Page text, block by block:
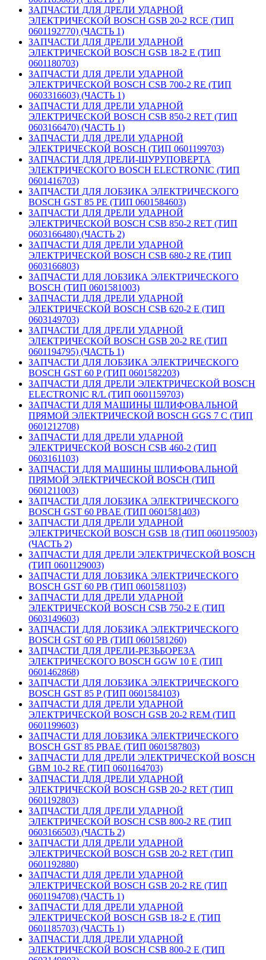
ЗАПЧАСТИ ДЛЯ ДРЕЛИ УДАРНОЙ
ЭЛЕКТРИЧЕСКОЙ BOSCH GSB 20-2 RCE (ТИП
0601192770) (ЧАСТЬ 1)
ЗАПЧАСТИ ДЛЯ ДРЕЛИ УДАРНОЙ
ЭЛЕКТРИЧЕСКОЙ BOSCH GSB 18-2 E (ТИП
0601180703)
ЗАПЧАСТИ ДЛЯ ДРЕЛИ УДАРНОЙ
ЭЛЕКТРИЧЕСКОЙ BOSCH CSB 700-2 RE (ТИП
0603316603) (ЧАСТЬ 1)
ЗАПЧАСТИ ДЛЯ ДРЕЛИ УДАРНОЙ
ЭЛЕКТРИЧЕСКОЙ BOSCH CSB 850-2 RET (ТИП
0603166470) (ЧАСТЬ 1)
ЗАПЧАСТИ ДЛЯ ДРЕЛИ УДАРНОЙ
ЭЛЕКТРИЧЕСКОЙ BOSCH (ТИП 0601199703)
ЗАПЧАСТИ ДЛЯ ДРЕЛИ-ШУРУПОВЕРТА
ЭЛЕКТРИЧЕСКОГО BOSCH ELECTRONIC (ТИП
0601416703)
ЗАПЧАСТИ ДЛЯ ЛОБЗИКА ЭЛЕКТРИЧЕСКОГО
BOSCH GST 85 PE (ТИП 0601584603)
ЗАПЧАСТИ ДЛЯ ДРЕЛИ УДАРНОЙ
ЭЛЕКТРИЧЕСКОЙ BOSCH CSB 850-2 RET (ТИП
0603166480) (ЧАСТЬ 2)
ЗАПЧАСТИ ДЛЯ ДРЕЛИ УДАРНОЙ
ЭЛЕКТРИЧЕСКОЙ BOSCH CSB 680-2 RE (ТИП
0603166803)
ЗАПЧАСТИ ДЛЯ ЛОБЗИКА ЭЛЕКТРИЧЕСКОГО
BOSCH (ТИП 0601581003)
ЗАПЧАСТИ ДЛЯ ДРЕЛИ УДАРНОЙ
ЭЛЕКТРИЧЕСКОЙ BOSCH CSB 620-2 E (ТИП
0603149703)
ЗАПЧАСТИ ДЛЯ ДРЕЛИ УДАРНОЙ
ЭЛЕКТРИЧЕСКОЙ BOSCH GSB 20-2 RE (ТИП
0601194795) (ЧАСТЬ 1)
ЗАПЧАСТИ ДЛЯ ЛОБЗИКА ЭЛЕКТРИЧЕСКОГО
BOSCH GST 60 P (ТИП 0601582203)
ЗАПЧАСТИ ДЛЯ ДРЕЛИ ЭЛЕКТРИЧЕСКОЙ BOSCH
ELECTRONIC R/L (ТИП 0601159703)
ЗАПЧАСТИ ДЛЯ МАШИНЫ ШЛИФОВАЛЬНОЙ
ПРЯМОЙ ЭЛЕКТРИЧЕСКОЙ BOSCH GGS 7 C (ТИП
0601212708)
ЗАПЧАСТИ ДЛЯ ДРЕЛИ УДАРНОЙ
ЭЛЕКТРИЧЕСКОЙ BOSCH CSB 460-2 (ТИП
0603161103)
ЗАПЧАСТИ ДЛЯ МАШИНЫ ШЛИФОВАЛЬНОЙ
ПРЯМОЙ ЭЛЕКТРИЧЕСКОЙ BOSCH (ТИП
0601211003)
ЗАПЧАСТИ ДЛЯ ЛОБЗИКА ЭЛЕКТРИЧЕСКОГО
BOSCH GST 60 PBAE (ТИП 0601581403)
ЗАПЧАСТИ ДЛЯ ДРЕЛИ УДАРНОЙ
ЭЛЕКТРИЧЕСКОЙ BOSCH GSB 18 (ТИП 0601195003)
(ЧАСТЬ 2)
ЗАПЧАСТИ ДЛЯ ДРЕЛИ ЭЛЕКТРИЧЕСКОЙ BOSCH
(ТИП 0601129003)
ЗАПЧАСТИ ДЛЯ ЛОБЗИКА ЭЛЕКТРИЧЕСКОГО
BOSCH GST 60 PB (ТИП 0601581103)
ЗАПЧАСТИ ДЛЯ ДРЕЛИ УДАРНОЙ
ЭЛЕКТРИЧЕСКОЙ BOSCH CSB 750-2 E (ТИП
0603149603)
ЗАПЧАСТИ ДЛЯ ЛОБЗИКА ЭЛЕКТРИЧЕСКОГО
BOSCH GST 60 PB (ТИП 0601581260)
ЗАПЧАСТИ ДЛЯ ДРЕЛИ-РЕЗЬБОРЕЗА
ЭЛЕКТРИЧЕСКОГО BOSCH GGW 10 E (ТИП
0601462868)
ЗАПЧАСТИ ДЛЯ ЛОБЗИКА ЭЛЕКТРИЧЕСКОГО
BOSCH GST 85 P (ТИП 0601584103)
ЗАПЧАСТИ ДЛЯ ДРЕЛИ УДАРНОЙ
ЭЛЕКТРИЧЕСКОЙ BOSCH GSB 20-2 REM (ТИП
0601199603)
ЗАПЧАСТИ ДЛЯ ЛОБЗИКА ЭЛЕКТРИЧЕСКОГО
BOSCH GST 85 PBAE (ТИП 0601587803)
ЗАПЧАСТИ ДЛЯ ДРЕЛИ ЭЛЕКТРИЧЕСКОЙ BOSCH
GBM 10-2 RE (ТИП 0601164703)
ЗАПЧАСТИ ДЛЯ ДРЕЛИ УДАРНОЙ
ЭЛЕКТРИЧЕСКОЙ BOSCH GSB 20-2 RET (ТИП
0601192803)
ЗАПЧАСТИ ДЛЯ ДРЕЛИ УДАРНОЙ
ЭЛЕКТРИЧЕСКОЙ BOSCH CSB 800-2 RE (ТИП
0603166503) (ЧАСТЬ 2)
ЗАПЧАСТИ ДЛЯ ДРЕЛИ УДАРНОЙ
ЭЛЕКТРИЧЕСКОЙ BOSCH GSB 20-2 RET (ТИП
0601192880)
ЗАПЧАСТИ ДЛЯ ДРЕЛИ УДАРНОЙ
ЭЛЕКТРИЧЕСКОЙ BOSCH GSB 20-2 RE (ТИП
0601194708) (ЧАСТЬ 1)
ЗАПЧАСТИ ДЛЯ ДРЕЛИ УДАРНОЙ
ЭЛЕКТРИЧЕСКОЙ BOSCH GSB 18-2 E (ТИП
0601185703) (ЧАСТЬ 1)
ЗАПЧАСТИ ДЛЯ ДРЕЛИ УДАРНОЙ
ЭЛЕКТРИЧЕСКОЙ BOSCH CSB 800-2 E (ТИП